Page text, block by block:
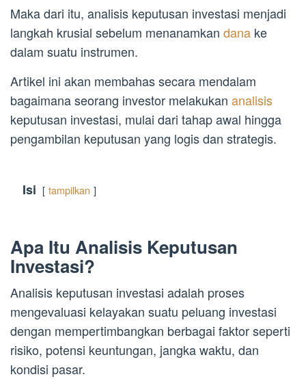
Maka dari itu, analisis keputusan investasi menjadi
langkah krusial sebelum menanamkan dana ke
dalam suatu instrumen.
Artikel ini akan membahas secara mendalam
bagaimana seorang investor melakukan analisis
keputusan investasi, mulai dari tahap awal hingga
pengambilan keputusan yang logis dan strategis.
Isi tampilkan
Apa Itu Analisis Keputusan
Investasi?
Analisis keputusan investasi adalah proses
mengevaluasi kelayakan suatu peluang investasi
dengan mempertimbangkan berbagai faktor seperti
risiko, potensi keuntungan, jangka waktu, dan
kondisi pasar.